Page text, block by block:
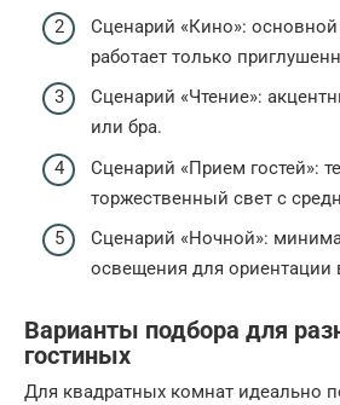
Сценарий «Кино»:
работает только
Сценарий «Чтение»:
или бра.
Сценарий «Прием гостей»:
торжественный свет с
Сценарий «Ночной»:
освещения для ориентации
Варианты подбора для
гостиных
Для квадратных комнат идеально